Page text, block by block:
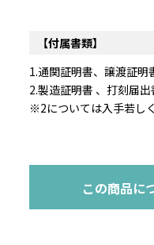
【付属書類】
1.通関証明書、譲渡証明
2.製造証明書 、打刻届
※2については入手若し
この商品に